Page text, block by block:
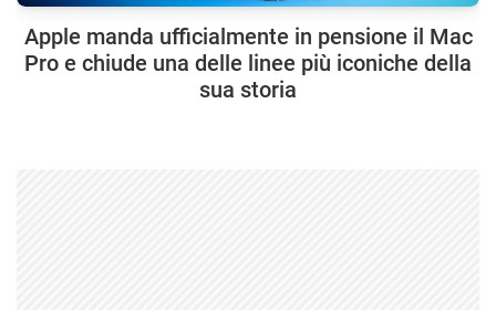
Apple manda ufficialmente in pensione il Mac
Pro e chiude una delle linee più iconiche della
sua storia